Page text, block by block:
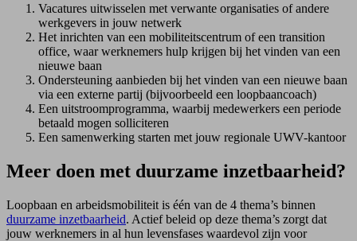
Vacatures uitwisselen met verwante organisaties of andere
werkgevers in jouw netwerk
Het inrichten van een mobiliteitscentrum of een transition
office, waar werknemers hulp krijgen bij het vinden van een
nieuwe baan
Ondersteuning aanbieden bij het vinden van een nieuwe baan
via een externe partij (bijvoorbeeld een loopbaancoach)
Een uitstroomprogramma, waarbij medewerkers een periode
betaald mogen solliciteren
Een samenwerking starten met jouw regionale UWV-kantoor
Meer doen met duurzame inzetbaarheid?
Loopbaan en arbeidsmobiliteit is één van de 4 thema’s binnen
duurzame inzetbaarheid. Actief beleid op deze thema’s zorgt dat
jouw werknemers in al hun levensfases waardevol zijn voor